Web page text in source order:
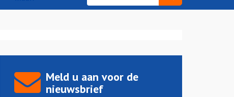
Meld u aan voor de
nieuwsbrief